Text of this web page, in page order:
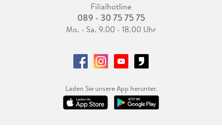
Filialhotline
089 - 30 75 75 75
Mo. - Sa. 9.00 - 18.00 Uhr
Laden Sie unsere App herunter.